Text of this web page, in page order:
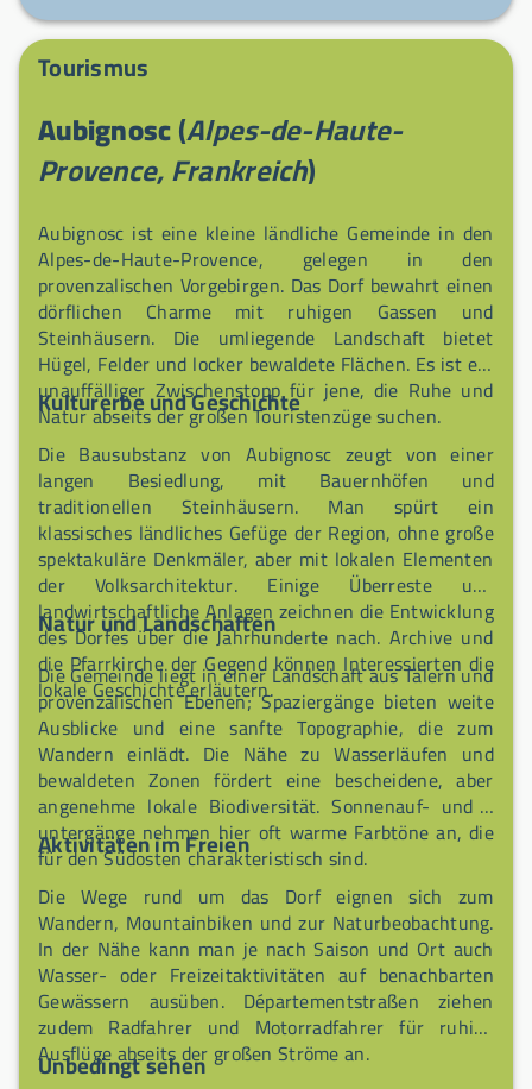
gelegene Dorf verleiht Ihrem Stopp eine freundliche
Note.
Tourismus
Aubignosc(Alpes-de-Haute-
Provence, Frankreich)
Aubignosc ist eine kleine ländliche Gemeinde in den
Alpes-de-Haute-Provence, gelegen in den
provenzalischen Vorgebirgen. Das Dorf bewahrt einen
dörflichen Charme mit ruhigen Gassen und
Steinhäusern. Die umliegende Landschaft bietet
Hügel, Felder und locker bewaldete Flächen. Es ist ein
unauffälliger Zwischenstopp für jene, die Ruhe und
Natur abseits der großen Touristenzüge suchen.
Kulturerbe und Geschichte
Die Bausubstanz von Aubignosc zeugt von einer
langen Besiedlung, mit Bauernhöfen und
traditionellen Steinhäusern. Man spürt ein
klassisches ländliches Gefüge der Region, ohne große
spektakuläre Denkmäler, aber mit lokalen Elementen
der Volksarchitektur. Einige Überreste und
landwirtschaftliche Anlagen zeichnen die Entwicklung
des Dorfes über die Jahrhunderte nach. Archive und
die Pfarrkirche der Gegend können Interessierten die
lokale Geschichte erläutern.
Natur und Landschaften
Die Gemeinde liegt in einer Landschaft aus Tälern und
provenzalischen Ebenen; Spaziergänge bieten weite
Ausblicke und eine sanfte Topographie, die zum
Wandern einlädt. Die Nähe zu Wasserläufen und
bewaldeten Zonen fördert eine bescheidene, aber
angenehme lokale Biodiversität. Sonnenauf- und -
untergänge nehmen hier oft warme Farbtöne an, die
für den Südosten charakteristisch sind.
Aktivitäten im Freien
Die Wege rund um das Dorf eignen sich zum
Wandern, Mountainbiken und zur Naturbeobachtung.
In der Nähe kann man je nach Saison und Ort auch
Wasser- oder Freizeitaktivitäten auf benachbarten
Gewässern ausüben. Départementstraßen ziehen
zudem Radfahrer und Motorradfahrer für ruhige
Ausflüge abseits der großen Ströme an.
Unbedingt sehen